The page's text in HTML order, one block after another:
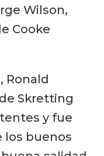
Wilson,
Cooke
Ronald
Skretting
y fue
los buenos